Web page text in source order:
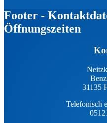
Footer -
Öffnungszeiten
31135
Telefonisch